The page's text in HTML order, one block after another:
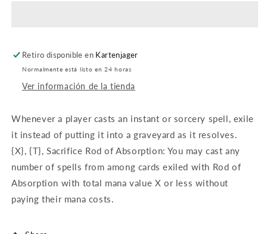
Retiro disponible en Kartenjager
Normalmente está listo en 24 horas
Ver información de la tienda
Whenever a player casts an instant or sorcery spell, exile
it instead of putting it into a graveyard as it resolves.
{X}, {T}, Sacrifice Rod of Absorption: You may cast any
number of spells from among cards exiled with Rod of
Absorption with total mana value X or less without
paying their mana costs.